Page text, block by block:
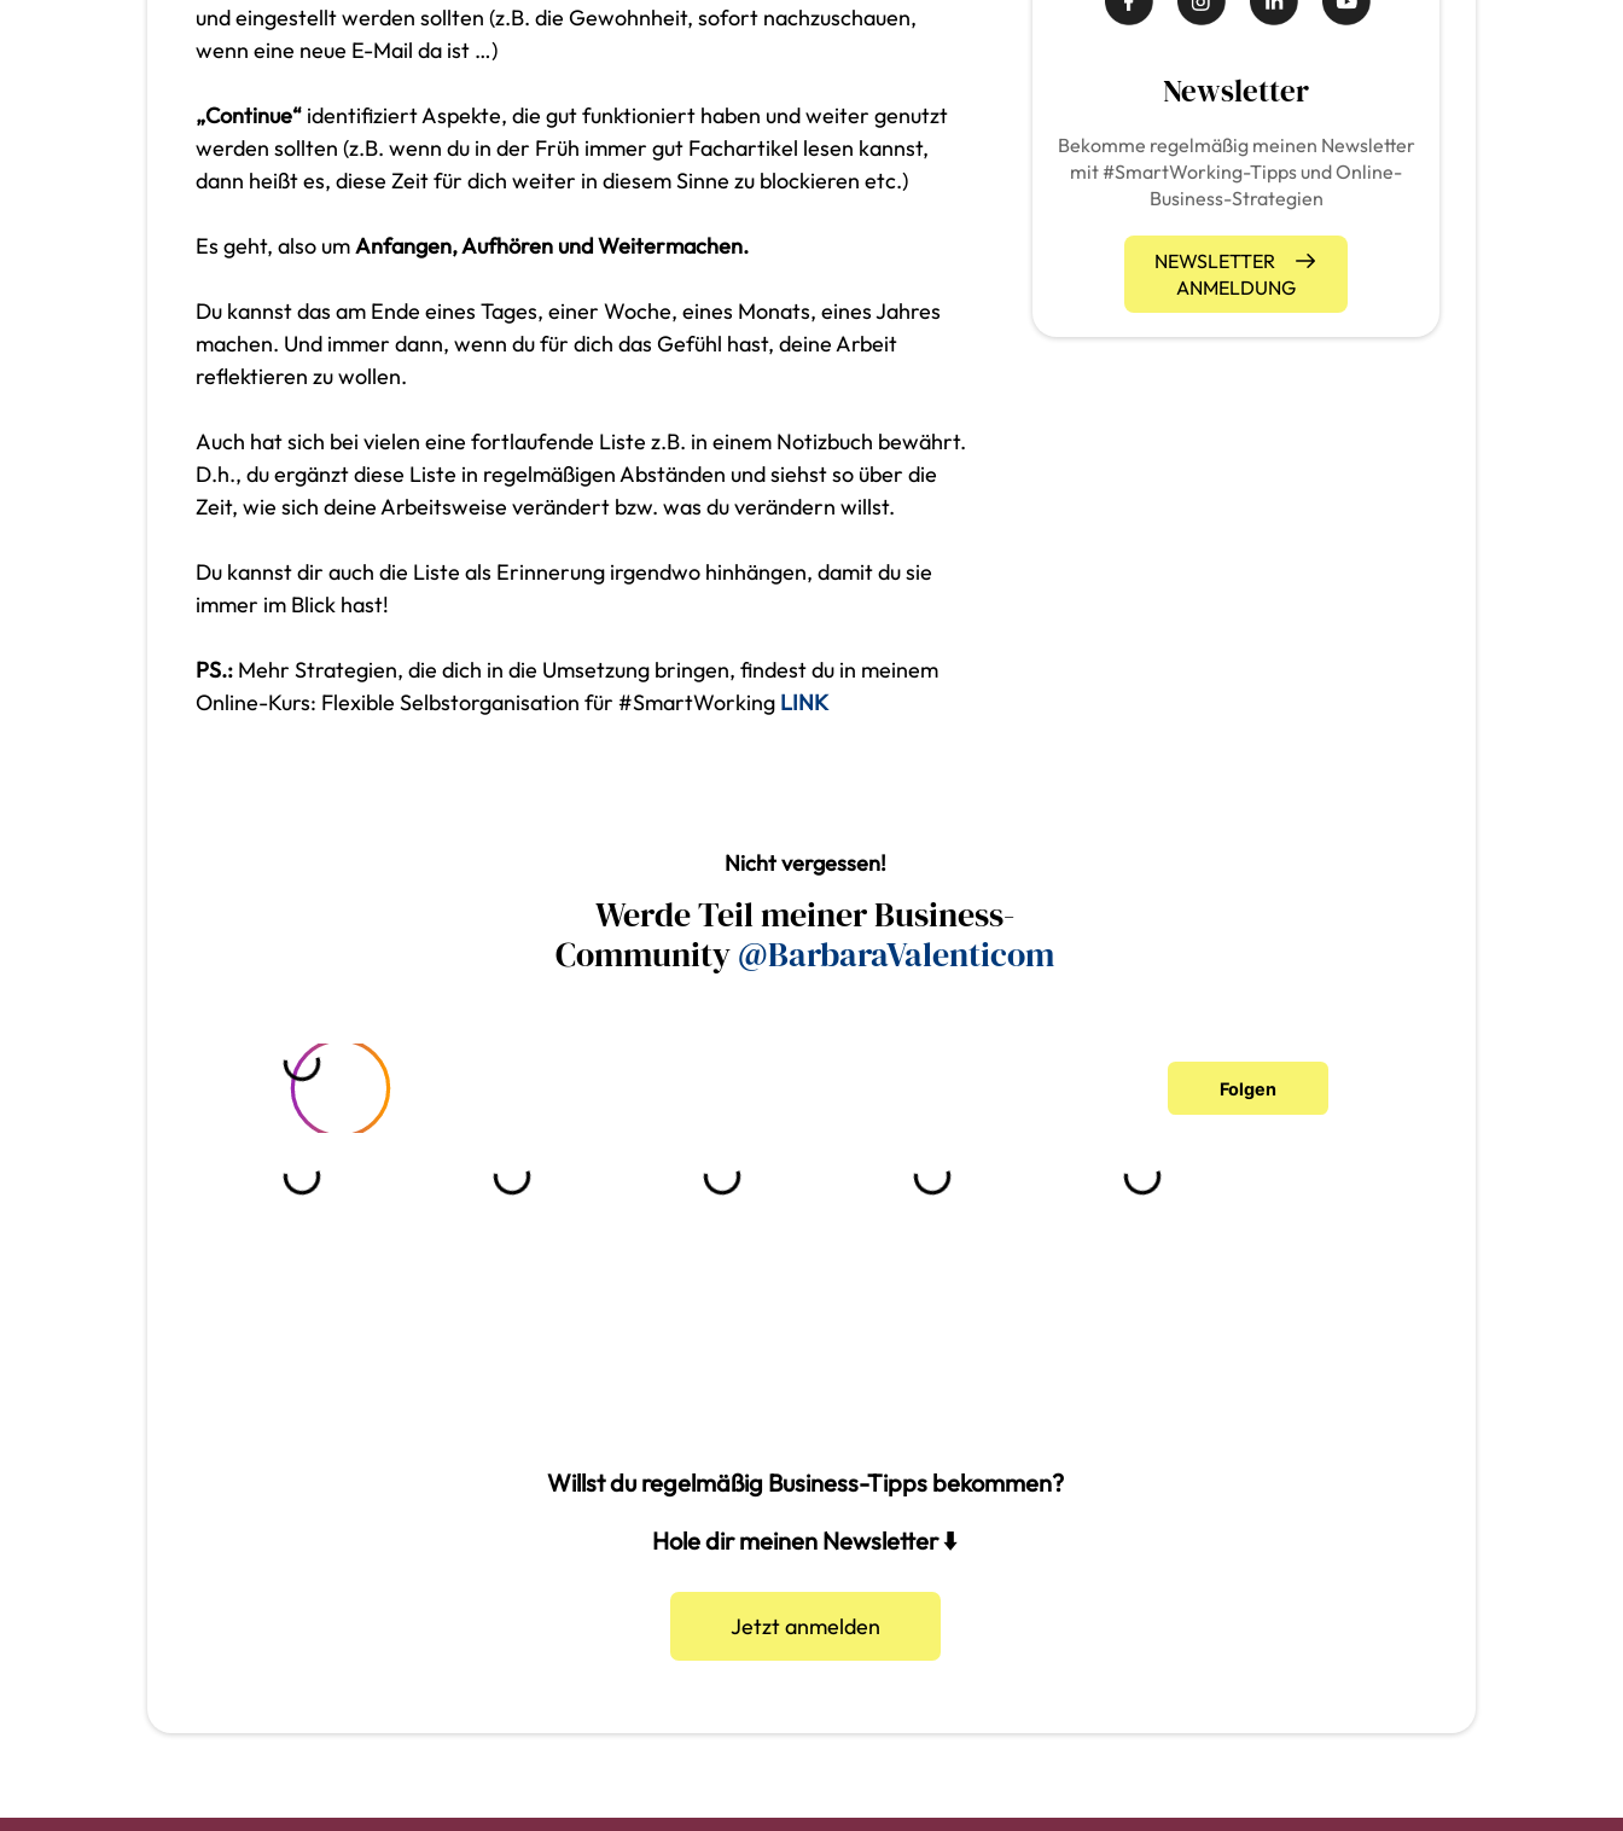
und eingestellt werden sollten (z.B. die Gewohnheit, sofort nachzuschauen,
wenn eine neue E-Mail da ist …)
„Continue“ identifiziert Aspekte, die gut funktioniert haben und weiter genutzt
werden sollten (z.B. wenn du in der Früh immer gut Fachartikel lesen kannst,
dann heißt es, diese Zeit für dich weiter in diesem Sinne zu blockieren etc.)
Es geht, also umAnfangen, Aufhören und Weitermachen.
Du kannst das am Ende eines Tages, einer Woche, eines Monats, eines Jahres
machen. Und immer dann, wenn du für dich das Gefühl hast, deine Arbeit
reflektieren zu wollen.
Auch hat sich bei vielen eine fortlaufende Liste z.B. in einem Notizbuch bewährt.
D.h., du ergänzt diese Liste in regelmäßigen Abständen und siehst so über die
Zeit, wie sich deine Arbeitsweise verändert bzw. was du verändern willst.
Du kannst dir auch die Liste als Erinnerung irgendwo hinhängen, damit du sie
immer im Blick hast!
PS.: Mehr Strategien, die dich in die Umsetzung bringen, findest du in meinem
Online-Kurs: Flexible Selbstorganisation für #SmartWorking LINK
Newsletter
Bekomme regelmäßig meinen Newsletter
mit #SmartWorking-Tipps und Online-
Business-Strategien
NEWSLETTER
ANMELDUNG
Nicht vergessen!
Werde Teil meiner Business-
Community@BarbaraValenticom
Willst du regelmäßig Business-Tipps bekommen?
Hole dir meinen Newsletter ⬇️
Jetzt anmelden